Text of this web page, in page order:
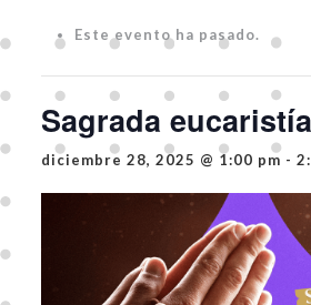
Este evento ha pasado.
Sagrada eucaristía
diciembre 28, 2025 @ 1:00 pm -